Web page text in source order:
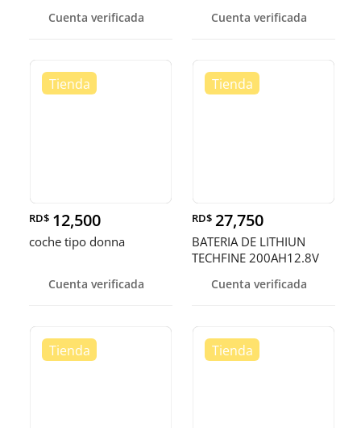
Cuenta verificada Cuenta verificada
RD$ 12,500
coche tipo donna
Cuenta verificada
RD$ 27,750
BATERIA DE LITHIUN
TECHFINE 200AH12.8V
Cuenta verificada